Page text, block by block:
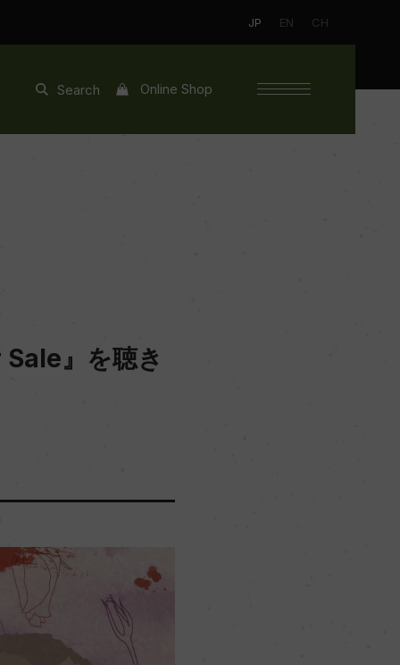
JP EN CH
Search Online Shop
』を聴き